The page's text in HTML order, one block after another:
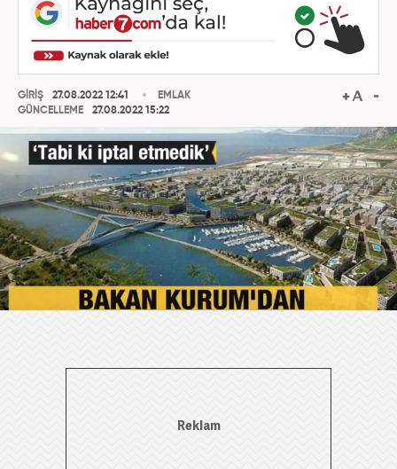
GİRİŞ
27.08.2022 12:41
GÜNCELLEME
27.08.2022 15:22
EMLAK